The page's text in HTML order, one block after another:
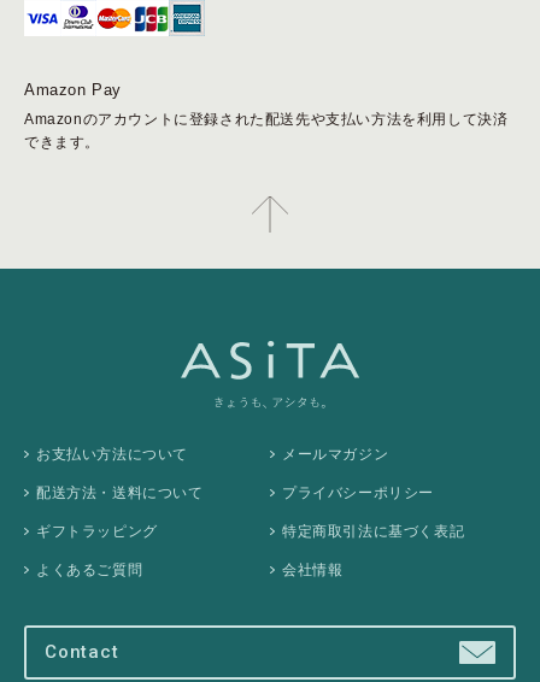
Amazon Pay
Amazonのアカウントに登録された配送先や支払い方法を利用して決済
できます。
お支払い方法について
配送方法・送料について
ギフトラッピング
よくあるご質問
メールマガジン
プライバシーポリシー
特定商取引法に基づく表記
会社情報
Contact